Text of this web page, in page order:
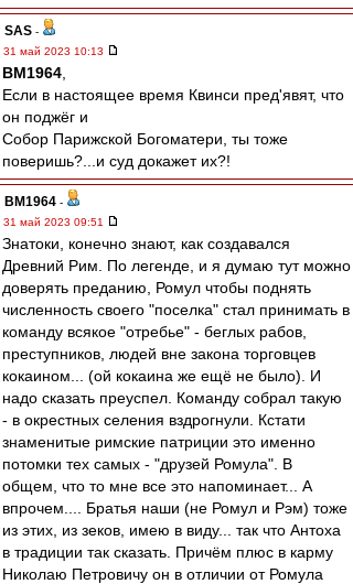
SAS -
31 май 2023 10:13
BM1964
Если в настоящее время Квинси пред'явят, что
он поджёг и
Собор Парижской Богоматери, ты тоже
поверишь?...и суд докажет их?!
BM1964 -
31 май 2023 09:51
Знатоки, конечно знают, как создавался
Древний Рим. По легенде, и я думаю тут можно
доверять преданию, Ромул чтобы поднять
численность своего "поселка" стал принимать в
команду всякое "отребье" - беглых рабов,
преступников, людей вне закона торговцев
кокаином... (ой кокаина же ещё не было). И
надо сказать преуспел. Команду собрал такую
- в окрестных селения вздрогнули. Кстати
знаменитые римские патриции это именно
потомки тех самых - "друзей Ромула". В
общем, что то мне все это напоминает... А
впрочем.... Братья наши (не Ромул и Рэм) тоже
из этих, из зеков, имею в виду... так что Антоха
в традиции так сказать. Причём плюс в карму
Николаю Петровичу он в отличии от Ромула